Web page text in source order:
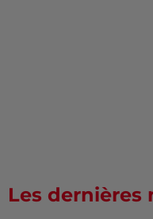
Les dernières